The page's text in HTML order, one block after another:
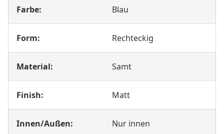
Farbe: Blau
Form: Rechteckig
Material: Samt
Finish: Matt
Innen/Außen: Nur innen